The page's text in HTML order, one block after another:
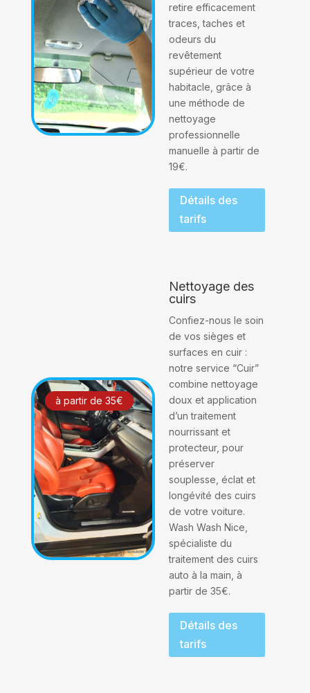
retire efficacement
traces, taches et
odeurs du
revêtement
supérieur de votre
habitacle, grâce à
une méthode de
nettoyage
professionnelle
manuelle à partir de
19€.
Détails des
tarifs
à partir de 35€
Nettoyage des
cuirs
Confiez-nous le soin
de vos sièges et
surfaces en cuir :
notre service “Cuir”
combine nettoyage
doux et application
d’un traitement
nourrissant et
protecteur, pour
préserver
souplesse, éclat et
longévité des cuirs
de votre voiture.
Wash Wash Nice,
spécialiste du
traitement des cuirs
auto à la main, à
partir de 35€.
Détails des
tarifs